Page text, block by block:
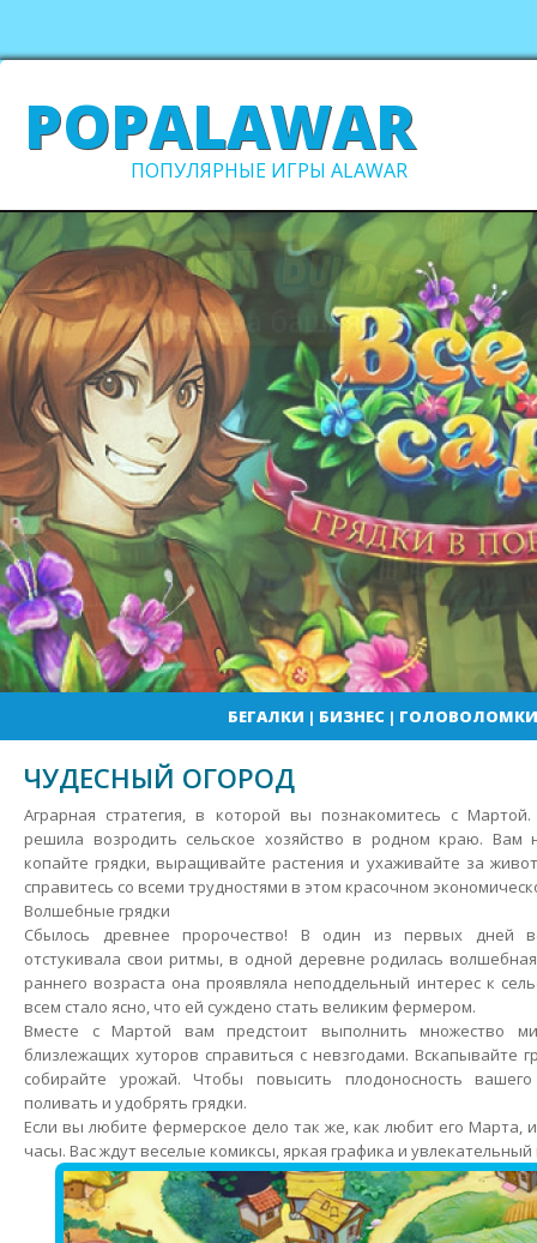
POPALAWAR
ПОПУЛЯРНЫЕ ИГРЫ ALAWAR
БЕГАЛКИ | БИЗНЕС| ГОЛОВОЛОМКИ
ЧУДЕСНЫЙ ОГОРОД
Аграрная стратегия, в которой вы познакомитесь с
решила возродить сельское хозяйство в родном краю.
копайте грядки, выращивайте растения и ухаживайте за
справитесь со всеми трудностями в этом красочном
Волшебные грядки
Сбылось древнее пророчество! В один из первых дней
отстукивала свои ритмы, в одной деревне родилась
раннего возраста она проявляла неподдельный интерес к
всем стало ясно, что ей суждено стать великим фермером.
Вместе с Мартой вам предстоит выполнить множество
близлежащих хуторов справиться с невзгодами. Вскапывайте
собирайте урожай. Чтобы повысить плодоносность
поливать и удобрять грядки.
Если вы любите фермерское дело так же, как любит его Марта,
часы. Вас ждут веселые комиксы, яркая графика и увлекательный